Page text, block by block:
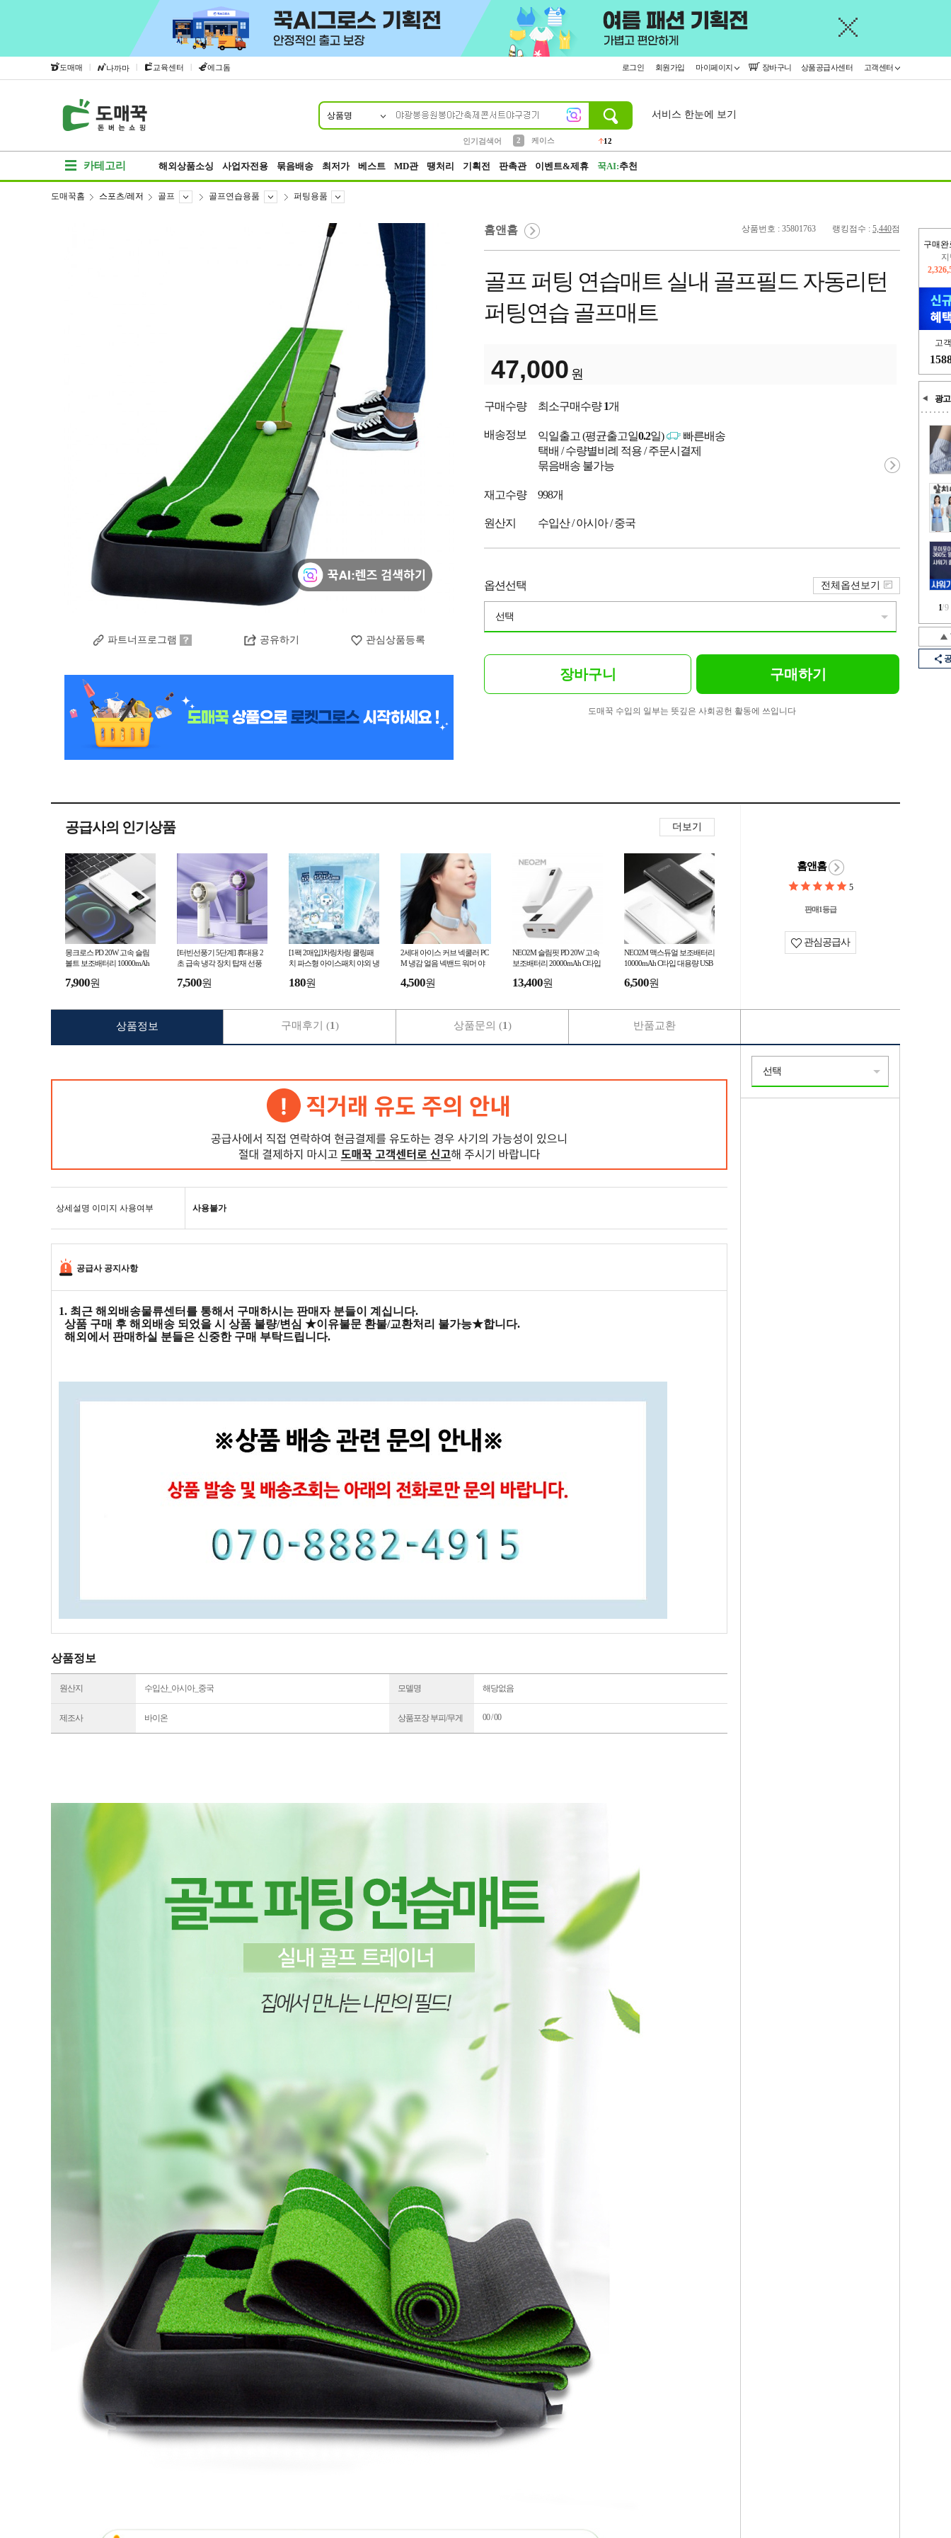
도매매 | 나까마 | 교육센터 | 에그돔 로그인 회원가입 마이페이지 장바구니 상품공급사센터 고객센터
상품명
인기검색어
2
케이스
12
서비스 한눈에 보기
카테고리 해외상품소싱 사업자전용 묶음배송 최저가 베스트 MD관 땡처리 기획전 판촉관 이벤트&제휴 꾹AI:추천
구매완
고
광고
1/9
도매꾹홈 스포츠/레저 골프 골프연습용품 퍼팅용품
파트너프로그램 공유하기 관심상품등록
상품번호 : 35801763 랭킹점수 : 5,440점
홈앤홈
골프 퍼팅 연습매트 실내 골프필드 자동리턴
퍼팅연습 골프매트
47,000 원
구매수량 최소구매수량1개
배송정보 익일출고 (평균출고일0.2일)
빠른배송
택배 / 수량별비례 적용 / 주문시결제
묶음배송 불가능
재고수량 998개
원산지 수입산 / 아시아 / 중국
옵션선택
선택
전체옵션보기
장바구니 구매하기
도매꾹 수입의 일부는 뜻깊은 사회공헌 활동에 쓰입니다
공급사의 인기상품 더보기
몽크로스 PD 20W 고속 슬림
볼트 보조배터리 10000mAh
급속충전 보조밧데리
7,900원
[터빈선풍기 5단계] 휴대용 2
초 급속 냉각 장치 탑재 선풍
기 핸디 선풍기 Y32
7,500원
[1팩 2매입]차링차링 쿨링패
치 파스형 아이스패치 야외 냉
2개입
180원
2세대 아이스 커브 넥쿨러 PC
M 냉감 얼음 넥밴드 워머 야
4,500원
NEO2M 슬림핏 PD 20W 고속
보조배터리 20000mAh C타입
대용량 보조배터리
13,400원
NEO2M 맥스듀얼 보조배터리
10000mAh C타입 대용량 USB
6,500원
홈앤홈
5
판매1등급
관심공급사
상세설명 이미지 사용여부 사용불가
공급사 공지사항
1. 최근 해외배송물류센터를 통해서 구매하시는 판매자 분들이 계십니다.
상품 구매 후 해외배송 되었을 시 상품 불량/변심 ★이유불문 환불/교환처리 불가능★합니다.
해외에서 판매하실 분들은 신중한 구매 부탁드립니다.
상품정보
원산지 수입산_아시아_중국 모델명 해당없음
제조사 바이온 상품포장 부피/무게 00 / 00
상품정보 구매후기 (1) 상품문의 (1) 반품교환
선택